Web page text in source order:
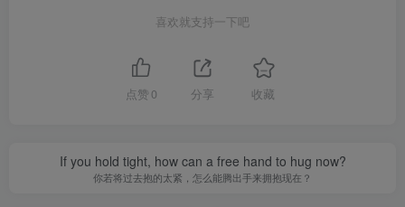
喜欢就支持一下吧
点赞 0 分享 收藏
If you hold tight, how can a free hand to hug now?
你若将过去抱的太紧，怎么能腾出手来拥抱现在？